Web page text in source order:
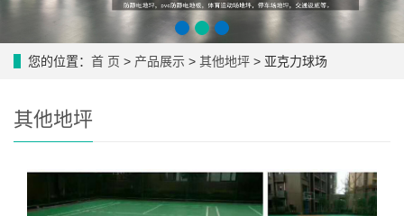
您的位置： 首 页 > 产品展示 > 其他地坪 > 亚克力球场
其他地坪